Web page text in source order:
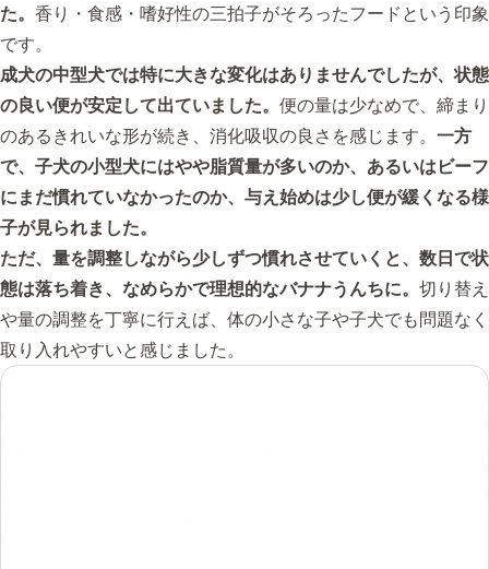
た。 香り・食感・嗜好性の三拍子がそろったフードという印象
です。
成犬の中型犬では特に大きな変化はありませんでしたが、状態
の良い便が安定して出ていました。 便の量は少なめで、締まり
のあるきれいな形が続き、消化吸収の良さを感じます。 一方
で、子犬の小型犬にはやや脂質量が多いのか、あるいはビーフ
にまだ慣れていなかったのか、与え始めは少し便が緩くなる様
子が見られました。
ただ、量を調整しながら少しずつ慣れさせていくと、数日で状
態は落ち着き、なめらかで理想的なバナナうんちに。 切り替え
や量の調整を丁寧に行えば、体の小さな子や子犬でも問題なく
取り入れやすいと感じました。